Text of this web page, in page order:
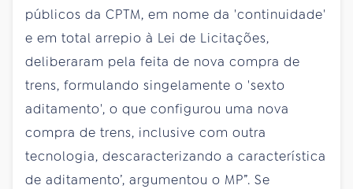
públicos da CPTM, em nome da 'continuidade'
e em total arrepio à Lei de Licitações,
deliberaram pela feita de nova compra de
trens, formulando singelamente o 'sexto
aditamento', o que configurou uma nova
compra de trens, inclusive com outra
tecnologia, descaracterizando a característica
de aditamento’, argumentou o MP”. Se